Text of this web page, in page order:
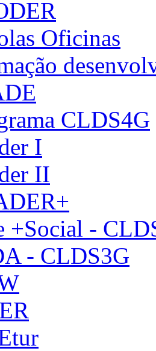
Oficinas
CLDS4G
I
II
+Social -
- CLDS3G